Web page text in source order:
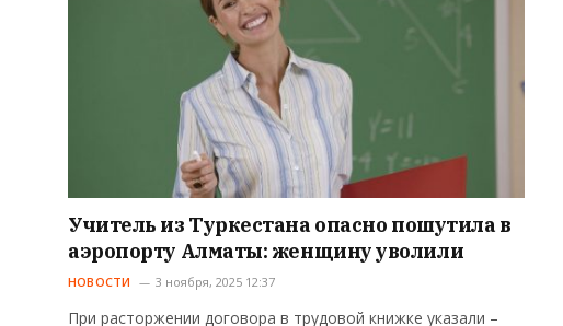
Учитель из Туркестана опасно пошутила в
аэропорту Алматы: женщину уволили
НОВОСТИ 3 ноября, 2025 12:37
При расторжении договора в трудовой книжке указали –